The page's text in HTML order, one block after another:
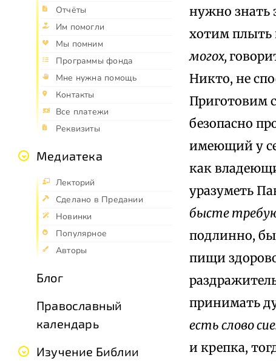
Отчёты
Им помогли
Мы помним
Программы фонда
Мне нужна помощь
Контакты
Все платежи
Реквизиты
Медиатека
Лекторий
Сделано в Предании
Новинки
Популярное
Авторы
Блог
Православный
календарь
Изучение Библии
нужно знать
хотим плыть
могох,
Никто, не
Приготовим
безопасно
имеющий у
как
уразуметь
бысте
подлинно,
пищи
принимать
есть слово
и крепка,